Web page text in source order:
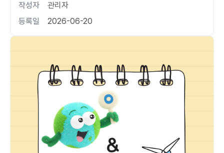
작성자
관리자
등록일
2026-06-20